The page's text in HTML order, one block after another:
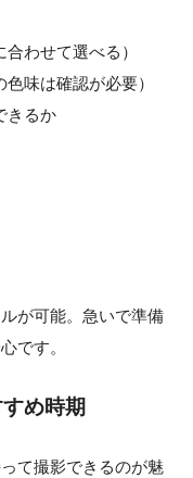
わせて選べる）
味は確認が必要）
きるか
が可能。急いで準備
です。
め時期
て撮影できるのが魅